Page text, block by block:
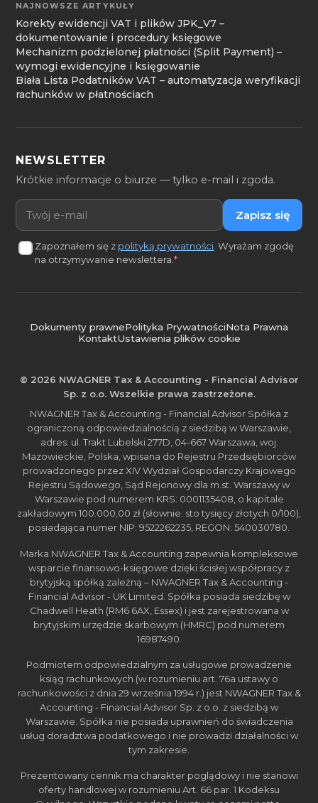
NAJNOWSZE ARTYKUŁY
Korekty ewidencji VAT i plików JPK_V7 –
dokumentowanie i procedury księgowe
Mechanizm podzielonej płatności (Split Payment) –
wymogi ewidencyjne i księgowanie
Biała Lista Podatników VAT – automatyzacja weryfikacji
rachunków w płatnościach
NEWSLETTER
Krótkie informacje o biurze — tylko e-mail i zgoda.
Adres e-mail
Zapisz się
Zapoznałem się z polityką prywatności. Wyrażam zgodę
na otrzymywanie newslettera.*
Dokumenty prawnePolityka PrywatnościNota Prawna
KontaktUstawienia plików cookie
© 2026 NWAGNER Tax & Accounting - Financial Advisor
Sp. z o.o. Wszelkie prawa zastrzeżone.
NWAGNER Tax & Accounting - Financial Advisor Spółka z
ograniczoną odpowiedzialnością z siedzibą w Warszawie,
adres: ul. Trakt Lubelski 277D, 04-667 Warszawa, woj.
Mazowieckie, Polska, wpisana do Rejestru Przedsiębiorców
prowadzonego przez XIV Wydział Gospodarczy Krajowego
Rejestru Sądowego, Sąd Rejonowy dla m.st. Warszawy w
Warszawie pod numerem KRS: 0001135408, o kapitale
zakładowym 100.000,00 zł (słownie: sto tysięcy złotych 0/100),
posiadająca numer NIP: 9522262235, REGON: 540030780.
Marka NWAGNER Tax & Accounting zapewnia kompleksowe
wsparcie finansowo-księgowe dzięki ścisłej współpracy z
brytyjską spółką zależną – NWAGNER Tax & Accounting -
Financial Advisor - UK Limited. Spółka posiada siedzibę w
Chadwell Heath (RM6 6AX, Essex) i jest zarejestrowana w
brytyjskim urzędzie skarbowym (HMRC) pod numerem
16987490.
Podmiotem odpowiedzialnym za usługowe prowadzenie
ksiąg rachunkowych (w rozumieniu art. 76a ustawy o
rachunkowości z dnia 29 września 1994 r.) jest NWAGNER Tax &
Accounting - Financial Advisor Sp. z o.o. z siedzibą w
Warszawie. Spółka nie posiada uprawnień do świadczenia
usług doradztwa podatkowego i nie prowadzi działalności w
tym zakresie.
Prezentowany cennik ma charakter poglądowy i nie stanowi
oferty handlowej w rozumieniu Art. 66 par. 1 Kodeksu